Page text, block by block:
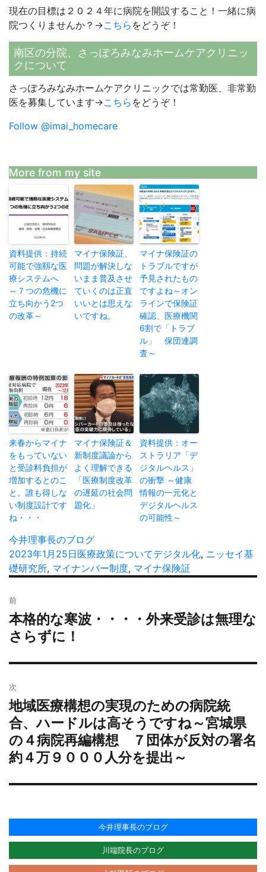
現在の目標は２０２４年に病院を開設すること！一緒に病
院つくりませんか？→こちら をどうぞ！
南区の分院、さっぽろみなみホームケアクリニッ
クについて
さっぽろみなみホームケアクリニックでは常勤医、非常勤
医を募集しています→こちら をどうぞ！
Follow @imai_homecare
More from my site
資料提供：持続
可能で強靱な医
療システムへ
～７つの危機に
立ち向かう2つ
の改革～
マイナ保険証、
問題が解決しな
いまま普及させ
ていくのは正直
いいとは思えな
いですね。
マイナ保険証の
トラブルですが
予見されたもの
ですよね～オン
ラインで保険証
確認、医療機関
6割で「トラブ
ル」 保団連調
査～
来春からマイナ
をもっていない
と受診料負担が
増加するとのこ
と。誰も得しな
い制度設計です
ね・・・
マイナ保険証＆
新制度議論から
よく理解できる
「医療制度改革
の遅延の社会問
題化」
資料提供：オー
ストラリア「デ
ジタルヘルス」
の衝撃 ～健康
情報の一元化と
デジタルヘルス
の可能性～
投
稿
者
今井理事長のブログ
投
稿
2023年1月25日カ
テ
ー
医療政策についてタ
グ
デジタル化, ニッセイ基
礎研究所, マイナンバー制度, マイナ保険証
稿
ナ
ビ
シ
ョ
ン
前
過
去
の
投
本格的な寒波・・・・外来受診は無理な
さらずに！
次
次
の
投
稿:
地域医療構想の実現のための病院統
合、ハードルは高そうですね～宮城県
の４病院再編構想 ７団体が反対の署名
約４万９０００人分を提出～
今井理事長のブログ
川端院長のブログ